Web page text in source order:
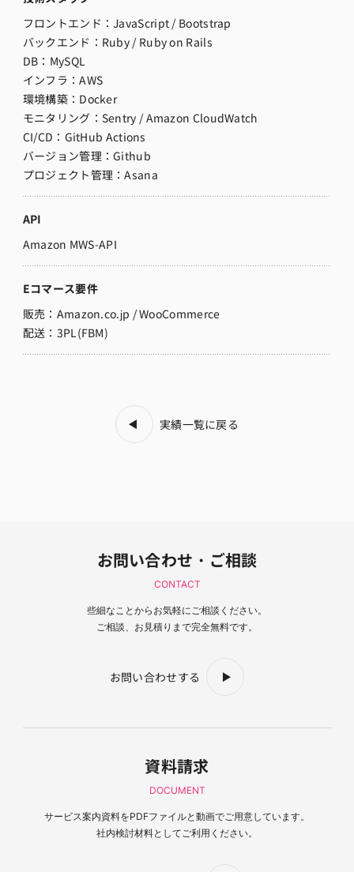
フロントエンド：JavaScript / Bootstrap
バックエンド：Ruby / Ruby on Rails
DB：MySQL
インフラ：AWS
環境構築： Docker
モニタリング： Sentry / Amazon CloudWatch
CI/CD： GitHub Actions
バージョン管理：Github
プロジェクト管理：Asana
API
Amazon MWS-API
Eコマース要件
販売：Amazon.co.jp / WooCommerce
配送：3PL(FBM)
実績一覧に戻る
お問い合わせ・ご相談
CONTACT
些細なことからお気軽にご相談ください。
ご相談、お見積りまで完全無料です。
お問い合わせする
資料請求
DOCUMENT
サービス案内資料をPDFファイルと動画でご用意しています。
社内検討材料としてご利用ください。